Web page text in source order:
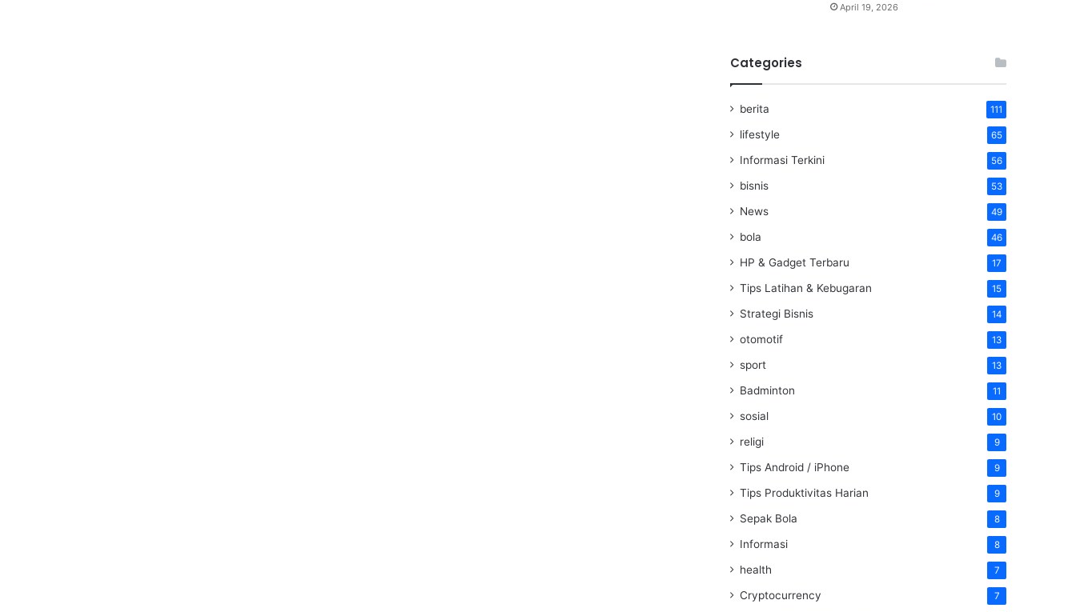
April 19, 2026
Categories
berita 111
lifestyle 65
Informasi Terkini 56
bisnis 53
News 49
bola 46
HP & Gadget Terbaru 17
Tips Latihan & Kebugaran 15
Strategi Bisnis 14
otomotif 13
sport 13
Badminton 11
sosial 10
religi 9
Tips Android / iPhone 9
Tips Produktivitas Harian 9
Sepak Bola 8
Informasi 8
health 7
Cryptocurrency 7